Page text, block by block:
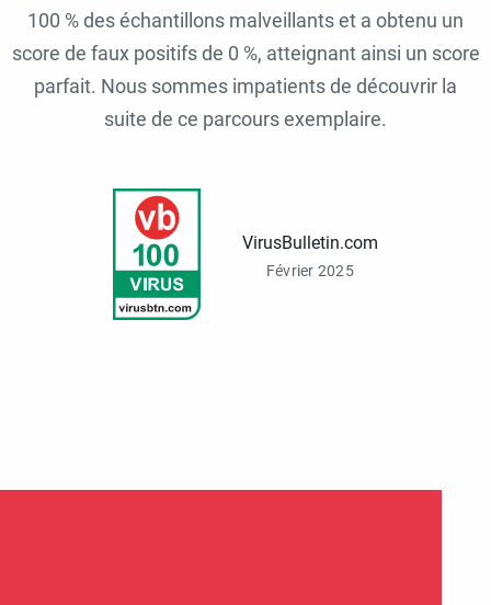
100 % des échantillons malveillants et a obtenu un
score de faux positifs de 0 %, atteignant ainsi un score
parfait. Nous sommes impatients de découvrir la
suite de ce parcours exemplaire.
VirusBulletin.com
Février 2025